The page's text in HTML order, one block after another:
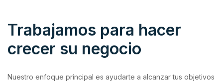
Trabajamos para hacer
crecer su negocio
Nuestro enfoque principal es ayudarte a alcanzar tus objetivos